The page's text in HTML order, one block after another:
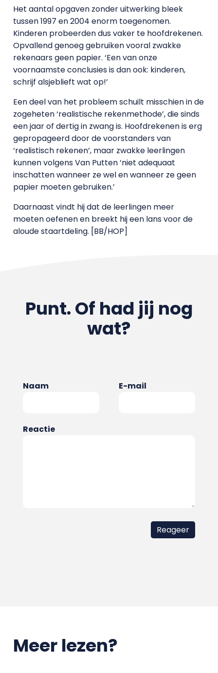
Het aantal opgaven zonder uitwerking bleek
tussen 1997 en 2004 enorm toegenomen.
Kinderen probeerden dus vaker te hoofdrekenen.
Opvallend genoeg gebruiken vooral zwakke
rekenaars geen papier. ‘Een van onze
voornaamste conclusies is dan ook: kinderen,
schrijf alsjeblieft wat op!’
Een deel van het probleem schuilt misschien in de
zogeheten ‘realistische rekenmethode’, die sinds
een jaar of dertig in zwang is. Hoofdrekenen is erg
gepropageerd door de voorstanders van
‘realistisch rekenen’, maar zwakke leerlingen
kunnen volgens Van Putten ‘niet adequaat
inschatten wanneer ze wel en wanneer ze geen
papier moeten gebruiken.’
Daarnaast vindt hij dat de leerlingen meer
moeten oefenen en breekt hij een lans voor de
aloude staartdeling. [BB/HOP]
Punt. Of had jij nog
wat?
Naam E-mail
Reactie
Meer lezen?